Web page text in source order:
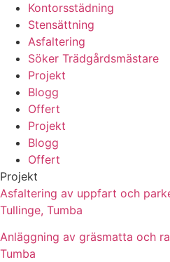
Kontorsstädning
Stensättning
Asfaltering
Söker Trädgårdsmästare
Projekt
Blogg
Offert
Projekt
Blogg
Offert
Projekt
Asfaltering av uppfart och
Tullinge, Tumba
Anläggning av gräsmatta och
Tumba